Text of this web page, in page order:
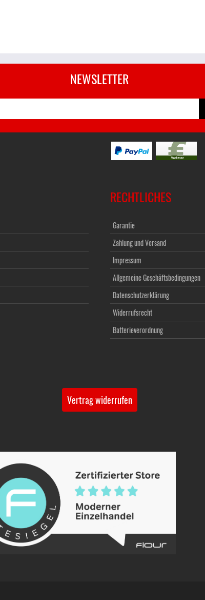
NEWSLETTER
RECHTLICHES
Garantie
Zahlung und Versand
Impressum
Allgemeine Geschäftsbedingungen
Datenschutzerklärung
Widerrufsrecht
Batterieverordnung
Vertrag widerrufen